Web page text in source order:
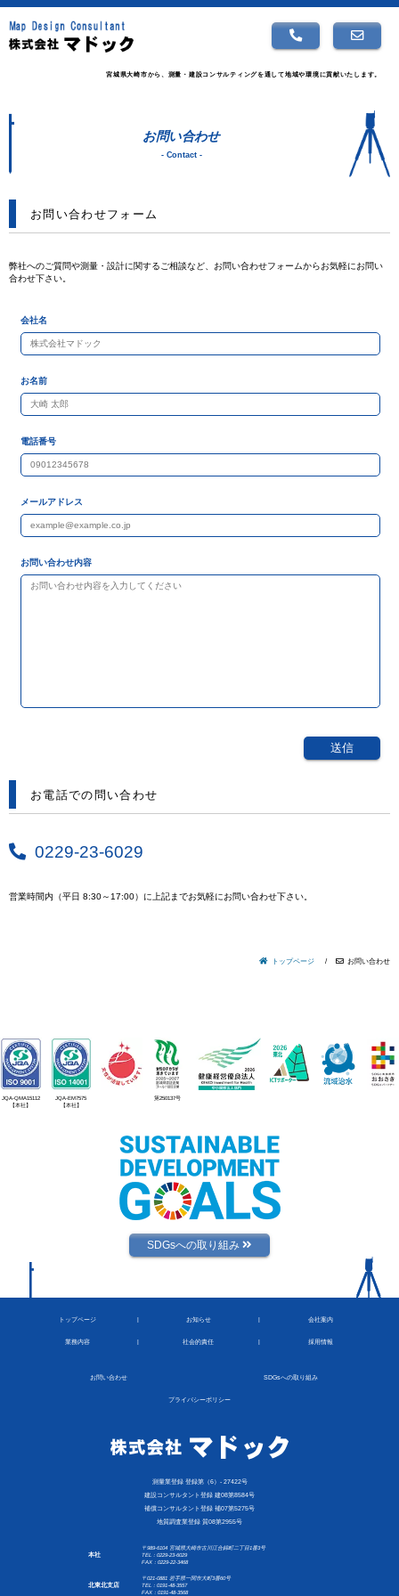
宮城県大崎市から、測量・建設コンサルティングを通して地域や環境に貢献いたします。
お問い合わせ
- Contact -
お問い合わせフォーム
弊社へのご質問や測量・設計に関するご相談など、お問い合わせフォームからお気軽にお問い
合わせ下さい。
会社名
お名前
電話番号
メールアドレス
お問い合わせ内容
お電話での問い合わせ
0229-23-6029
営業時間内（平日 8:30～17:00）に上記までお気軽にお問い合わせ下さい。
トップページ お問い合わせ
JQA-QMA15112
【本社】
JQA-EM7575
【本社】
第250137号
SDGsへの取り組み
トップページ お知らせ 会社案内
業務内容 社会的責任 採用情報
お問い合わせ SDGsへの取り組み
プライバシーポリシー
測量業登録 登録第（6）- 27422号
建設コンサルタント登録 建08第8584号
補償コンサルタント登録 補07第5275号
地質調査業登録 質08第2955号
本社
〒989-6104 宮城県大崎市古川江合錦町二丁目1番3号
TEL：0229-23-6029
FAX：0229-22-3468
北東北支店
〒021-0881 岩手県一関市大町3番60号
TEL：0191-48-3557
FAX：0191-48-3568